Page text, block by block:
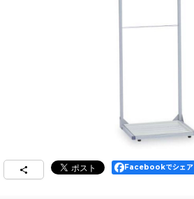
Facebookでシェア